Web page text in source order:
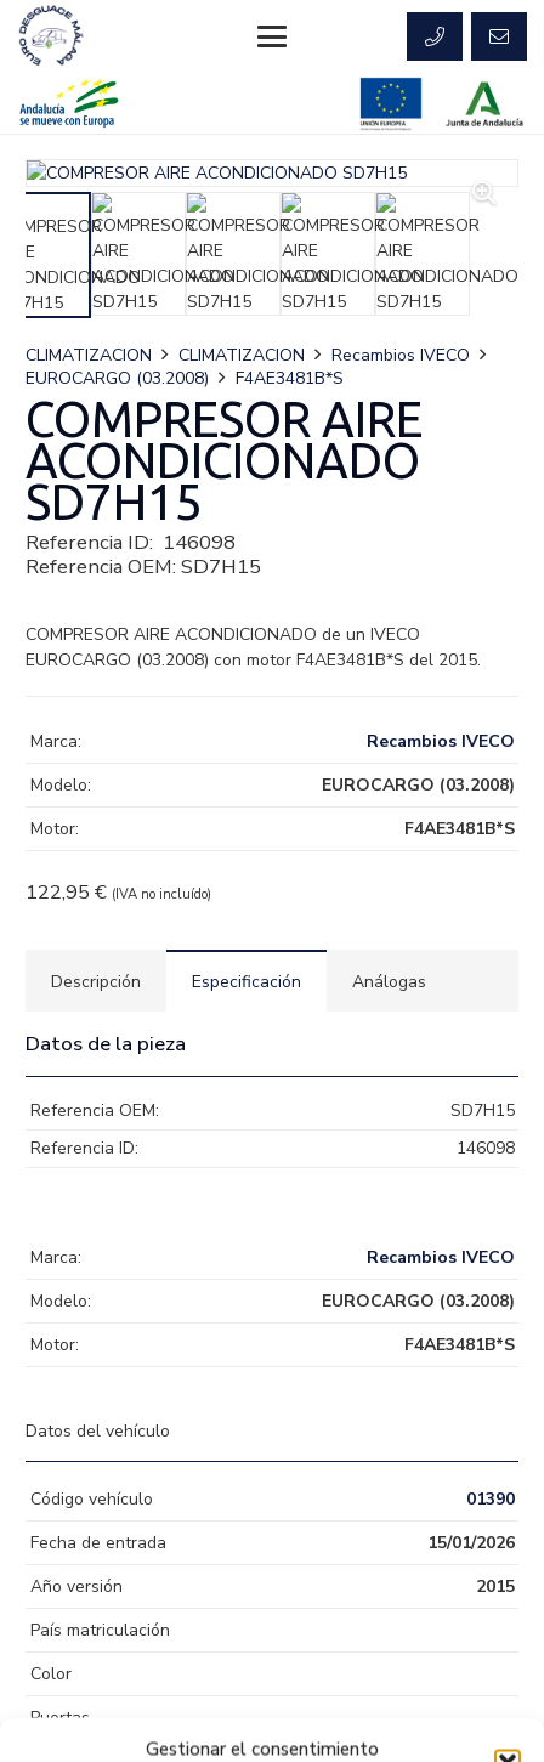
Gestionar el consentimiento
CLIMATIZACION CLIMATIZACION
Recambios IVECO
EUROCARGO (03.2008)
F4AE3481B*S
COMPRESOR AIRE
ACONDICIONADO
SD7H15
Referencia ID: 146098
Referencia OEM: SD7H15
COMPRESOR AIRE ACONDICIONADO de un IVECO
EUROCARGO (03.2008) con motor F4AE3481B*S del 2015.
122,95 € (IVA no incluído)
Marca:
Recambios IVECO
Modelo:
EUROCARGO (03.2008)
Motor:
F4AE3481B*S
Descripción Especificación Análogas
Datos de la pieza
Referencia OEM:
SD7H15
Referencia ID:
146098
Marca:
Recambios IVECO
Modelo:
EUROCARGO (03.2008)
Motor:
F4AE3481B*S
Datos del vehículo
Código vehículo
01390
Fecha de entrada
15/01/2026
Año versión
2015
País matriculación
Color
Puertas